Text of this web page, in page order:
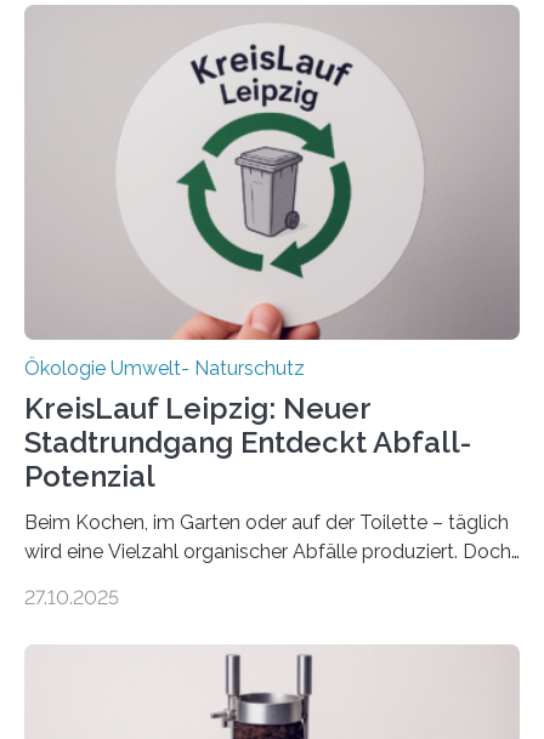
Oldenburg befassen sich insbesondere damit, wie ein
Ökosystem gedeiht – und wie sich dieser Prozess
verlässlich prognostizieren lässt. Grünes Licht für
„DynaCom“: Die Deutsche Forschungsgemeinschaft
(DFG) fördert das Anfang 2019 gestartete
Forschungsprojekt an der Universität Oldenburg für
zwei weitere Jahre mit rund 1,2 Millionen Euro. „Wir
freuen uns sehr über…
Ökologie Umwelt- Naturschutz
KreisLauf Leipzig: Neuer
Stadtrundgang Entdeckt Abfall-
Potenzial
Beim Kochen, im Garten oder auf der Toilette – täglich
wird eine Vielzahl organischer Abfälle produziert. Doch
Potenzial nur dann entfalten können, wenn sie in
Veränderung der Wirtschaft wichtig ist, zeigt der vom
Deutschen Biomasseforschungszentrum und der
27.10.2025